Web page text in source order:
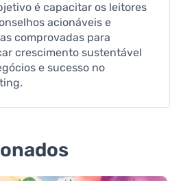
é capacitar os leitores
acionáveis ​​e
comprovadas para
crescimento sustentável
e sucesso no